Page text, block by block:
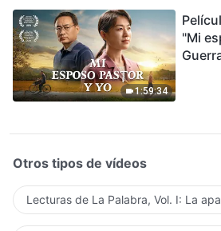
1:59:34
"Mi
Otros tipos de vídeos
Lecturas de La Palabra, Vol. I: La